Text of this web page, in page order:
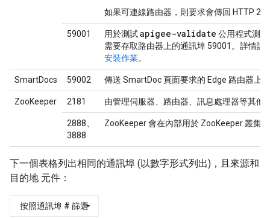
如果可連線路由器，則要求會傳回 HTTP
59001 用於測試apigee-validate 公用程式測
需要存取路由器上的通訊埠 59001。詳情請
安裝作業。
SmartDocs 59002 傳送 SmartDoc 頁面要求的 Edge 路由器上
ZooKeeper 2181 由管理伺服器、路由器、訊息處理器等其他
2888、
3888
ZooKeeper 會在內部用於 ZooKeeper 叢集
下一個表格列出相同的通訊埠 (以數字形式列出)，且來源和
目的地 元件：
按照通訊埠 # 篩選